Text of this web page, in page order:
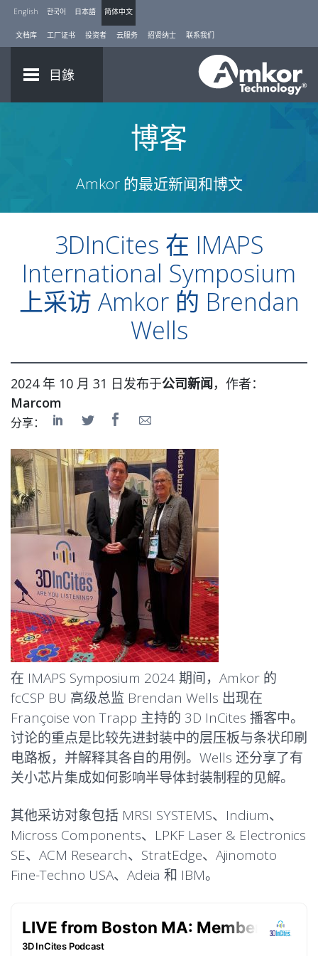
English 한국어 日本語 简体中文
文档库 工厂证书 投资者 云服务 招贤纳士 联系我们
目錄
博客
Amkor 的最近新闻和博文
3DInCites 在 IMAPS
International Symposium
上采访 Amkor 的 Brendan
Wells
2024 年 10 月 31 日发布于公司新闻，作者：
Marcom
分享：
在 IMAPS Symposium 2024 期间，Amkor 的
fcCSP BU 高级总监 Brendan Wells 出现在
Françoise von Trapp 主持的 3D InCites 播客中。
讨论的重点是比较先进封装中的层压板与条状印刷
电路板，并解释其各自的用例。Wells 还分享了有
关小芯片集成如何影响半导体封装制程的见解。
其他采访对象包括 MRSI SYSTEMS、Indium、
Micross Components、LPKF Laser & Electronics
SE、ACM Research、StratEdge、Ajinomoto
Fine-Techno USA、Adeia 和 IBM。